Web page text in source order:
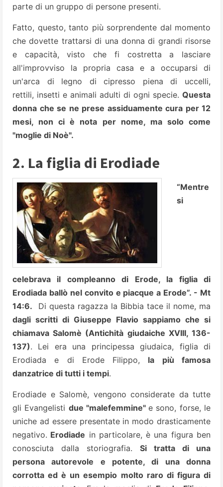
parte di un gruppo di persone presenti.
Fatto, questo, tanto più sorprendente dal momento
che dovette trattarsi di una donna di grandi risorse
e capacità, visto che fi costretta a lasciare
all'improvviso la propria casa e a occuparsi di
un'arca di legno di cipresso piena di uccelli,
rettili, insetti e animali adulti di ogni specie. Questa
donna che se ne prese assiduamente cura per 12
mesi, non ci è nota per nome, ma solo come
"moglie di Noè".
2. La figlia di Erodiade
“Mentre
si
celebrava il compleanno di Erode, la figlia di
Erodiada ballò nel convito e piacque a Erode”. - Mt
14:6.
Di questa ragazza la Bibbia tace il nome, ma
dagli scritti di Giuseppe Flavio sappiamo che si
chiamava Salomè (Antichità giudaiche XVIII, 136-
137). Lei era una principessa giudaica, figlia di
Erodiada e di Erode Filippo, la più famosa
danzatrice di tutti i tempi.
Erodiade e Salomè, vengono considerate da tutte
gli Evangelisti due "malefemmine"e sono, forse, le
uniche ad essere presentate in modo drasticamente
negativo. Erodiade in particolare, è una figura ben
conosciuta dalla storiografia. Si tratta di una
persona autorevole e potente, di una donna
corrotta ed è un esempio molto raro di figura di